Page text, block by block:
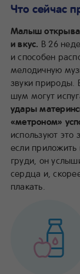
Что сейчас
Малыш
и вкус. В 26
и способен
мелодичную
звуки природы.
шум могут
удары
«метроном»
используют это
если приложить
груди, он
сердца и,
плакать.